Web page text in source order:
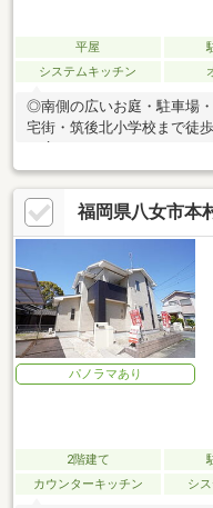
平屋
システムキッチン
◎南側の広いお庭・駐車場
宅街・筑後北小学校まで徒
たっぷりの築浅平屋戸建で
い！！
福岡県八女市本
パノラマあり
2階建て
カウンターキッチン
シ